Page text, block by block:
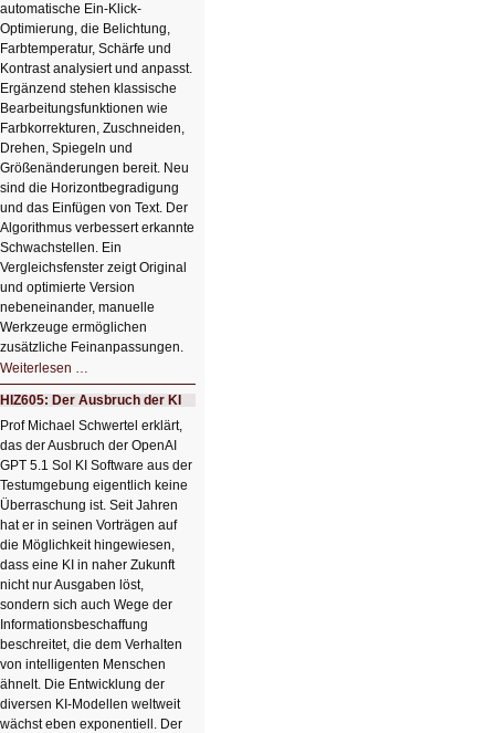
automatische Ein-Klick-
Optimierung, die Belichtung,
Farbtemperatur, Schärfe und
Kontrast analysiert und anpasst.
Ergänzend stehen klassische
Bearbeitungsfunktionen wie
Farbkorrekturen, Zuschneiden,
Drehen, Spiegeln und
Größenänderungen bereit. Neu
sind die Horizontbegradigung
und das Einfügen von Text. Der
Algorithmus verbessert erkannte
Schwachstellen. Ein
Vergleichsfenster zeigt Original
und optimierte Version
nebeneinander, manuelle
Werkzeuge ermöglichen
zusätzliche Feinanpassungen.
Weiterlesen …
Bildverschönerung
mit
einem
Klick
HIZ606:
Bildverschönerung
mit
einem
Klick
HIZ605: Der Ausbruch der KI
Prof Michael Schwertel erklärt,
das der Ausbruch der OpenAI
GPT 5.1 Sol KI Software aus der
Testumgebung eigentlich keine
Überraschung ist. Seit Jahren
hat er in seinen Vorträgen auf
die Möglichkeit hingewiesen,
dass eine KI in naher Zukunft
nicht nur Ausgaben löst,
sondern sich auch Wege der
Informationsbeschaffung
beschreitet, die dem Verhalten
von intelligenten Menschen
ähnelt. Die Entwicklung der
diversen KI-Modellen weltweit
wächst eben exponentiell. Der